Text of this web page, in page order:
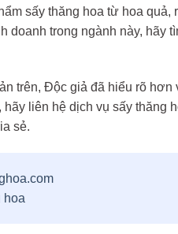
sấy thăng hoa từ hoa quả,
doanh trong ngành này, hãy
trên, Độc giả đã hiểu rõ hơn
liên hệ dịch vụ sấy thăng
sẻ.
hoa